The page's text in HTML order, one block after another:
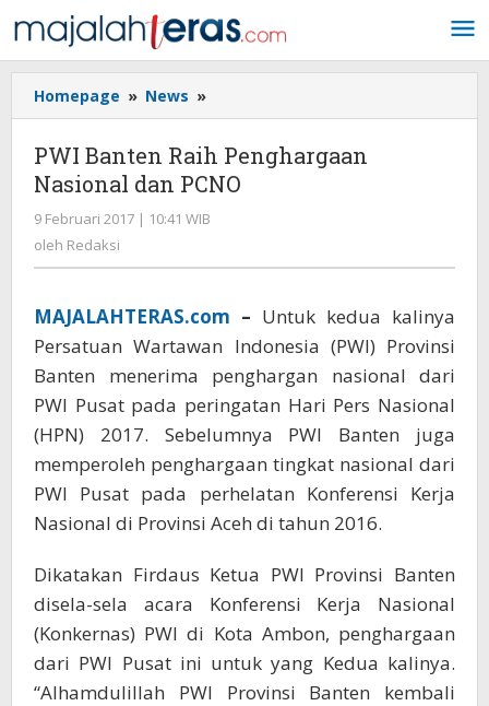
ke
konten
Homepage » News »
Banten
Penghargaan
Nasional
PWI Banten Raih Penghargaan
Nasional dan PCNO
9 Februari 2017 | 10:41 WIB
oleh Redaksi
MAJALAHTERAS.com – Untuk kedua kalinya
Persatuan Wartawan Indonesia (PWI) Provinsi
Banten menerima penghargan nasional dari
PWI Pusat pada peringatan Hari Pers Nasional
(HPN) 2017. Sebelumnya PWI Banten juga
memperoleh penghargaan tingkat nasional dari
PWI Pusat pada perhelatan Konferensi Kerja
Nasional di Provinsi Aceh di tahun 2016.
Dikatakan Firdaus Ketua PWI Provinsi Banten
disela-sela acara Konferensi Kerja Nasional
(Konkernas) PWI di Kota Ambon, penghargaan
dari PWI Pusat ini untuk yang Kedua kalinya.
“Alhamdulillah PWI Provinsi Banten kembali